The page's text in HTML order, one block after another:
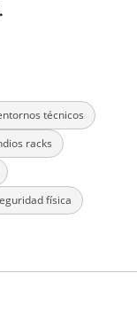
técnicos
racks
física